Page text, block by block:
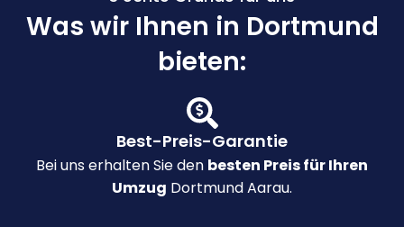
Was wir Ihnen in Dortmund
bieten:
Best-Preis-Garantie
Bei uns erhalten Sie den besten Preis für Ihren
Umzug Dortmund Aarau.